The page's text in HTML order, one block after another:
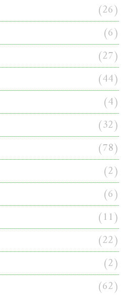
(26)
(6)
(27)
(44)
(4)
(32)
(78)
(2)
(6)
(11)
(22)
(2)
(62)